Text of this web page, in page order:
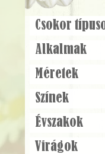
Csokor
Alkalmak
Méretek
Színek
Évszakok
Virágok